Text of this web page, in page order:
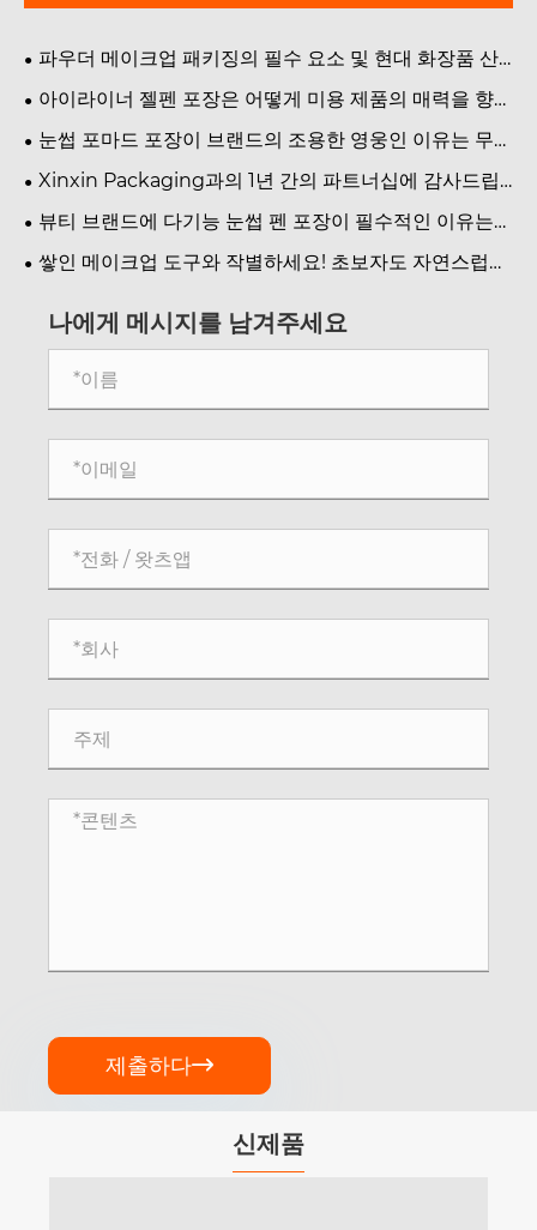
파우더 메이크업 패키징의 필수 요소 및 현대 화장품 산
업에서 중요한 이유
아이라이너 젤펜 포장은 어떻게 미용 제품의 매력을 향상
시킵니까?
눈썹 포마드 포장이 브랜드의 조용한 영웅인 이유는 무엇
입니까?
Xinxin Packaging과의 1년 간의 파트너십에 감사드립
니다.
뷰티 브랜드에 다기능 눈썹 펜 포장이 필수적인 이유는
무엇입니까?
쌓인 메이크업 도구와 작별하세요! 초보자도 자연스럽게
컨투어 브러쉬입니다.
나에게 메시지를 남겨주세요
제출하다
신제품